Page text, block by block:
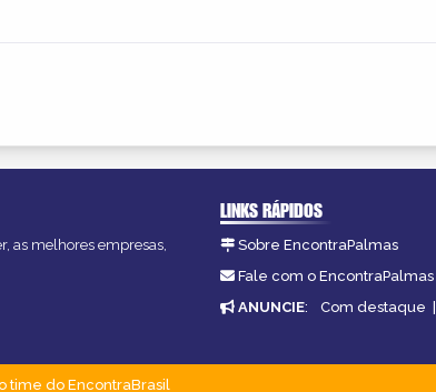
as melhores empresas,
LINKS RÁPIDOS
Sobre EncontraPalmas
Fale com o EncontraPalmas
ANUNCIE: Com destaque |
time do EncontraBrasil